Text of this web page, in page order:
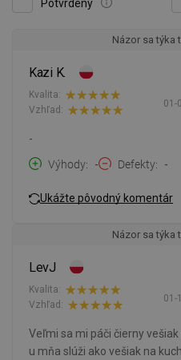
Potvrdený
Názor sa týka
Kazi K.
01-
Kvalita:
Vzhľad:
-
Výhody
- Defekty -
Ukážte pôvodný komentár
Názor sa týka
LevJ
01-
Kvalita:
Vzhľad:
Veľmi sa mi páči čierny
u mňa slúži ako vešiak na